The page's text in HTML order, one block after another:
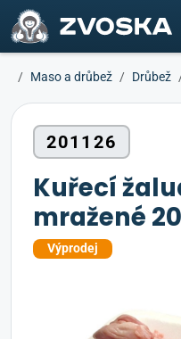
ZVOSKA
Maso a drůbež Drůbež
201126
Kuřecí
mražené
Výprodej